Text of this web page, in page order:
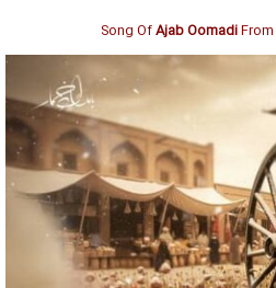
Song OfAjab OomadiFrom